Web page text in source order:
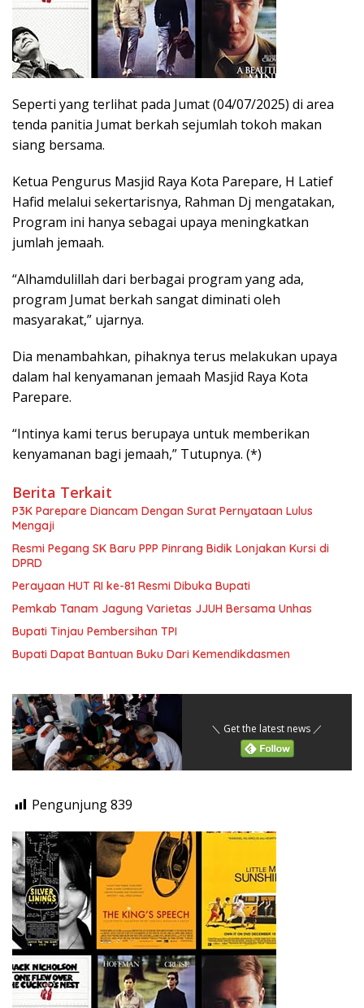
Seperti yang terlihat pada Jumat (04/07/2025) di area
tenda panitia Jumat berkah sejumlah tokoh makan
siang bersama.
Ketua Pengurus Masjid Raya Kota Parepare, H Latief
Hafid melalui sekertarisnya, Rahman Dj mengatakan,
Program ini hanya sebagai upaya meningkatkan
jumlah jemaah.
“Alhamdulillah dari berbagai program yang ada,
program Jumat berkah sangat diminati oleh
masyarakat,” ujarnya.
Dia menambahkan, pihaknya terus melakukan upaya
dalam hal kenyamanan jemaah Masjid Raya Kota
Parepare.
“Intinya kami terus berupaya untuk memberikan
kenyamanan bagi jemaah,” Tutupnya. (*)
Berita Terkait
P3K Parepare Diancam Dengan Surat Pernyataan Lulus
Mengaji
Resmi Pegang SK Baru PPP Pinrang Bidik Lonjakan Kursi di
DPRD
Perayaan HUT RI ke-81 Resmi Dibuka Bupati
Pemkab Tanam Jagung Varietas JJUH Bersama Unhas
Bupati Tinjau Pembersihan TPI
Bupati Dapat Bantuan Buku Dari Kemendikdasmen
＼ Get the latest news ／
Pengunjung839